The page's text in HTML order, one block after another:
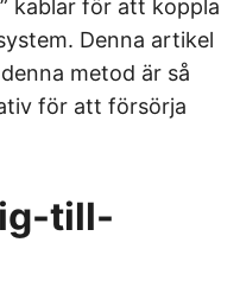
kablar för att koppla
Denna artikel
metod är så
för att försörja
till-